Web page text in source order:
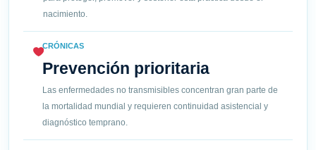
nacimiento.
CRÓNICAS
Prevención prioritaria
Las enfermedades no transmisibles concentran gran parte de
la mortalidad mundial y requieren continuidad asistencial y
diagnóstico temprano.